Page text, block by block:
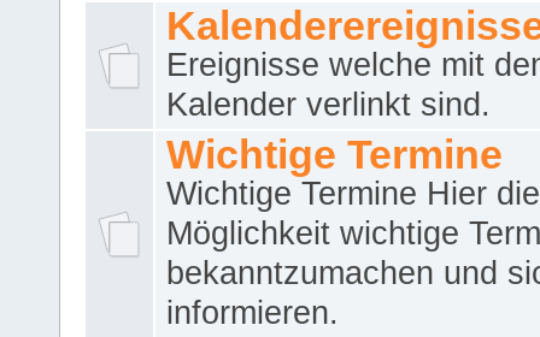
Ereignisse welche mit
Kalender verlinkt sind.
Wichtige Termine
Wichtige Termine Hier die
Möglichkeit wichtige
bekanntzumachen und
informieren.